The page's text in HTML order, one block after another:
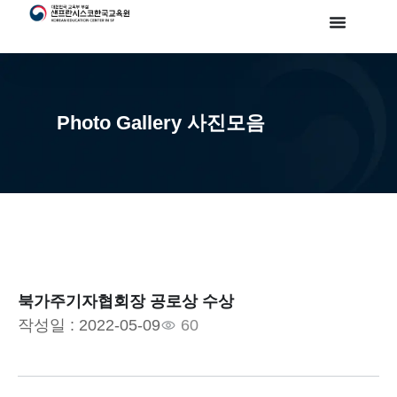
Photo Gallery 사진모음
북가주기자협회장 공로상 수상
작성일 : 2022-05-09 60